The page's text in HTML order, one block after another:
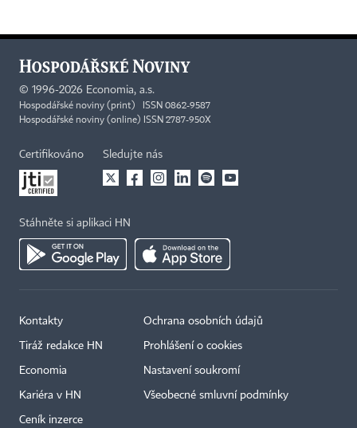
© 1996-2026 Economia, a.s.
Hospodářské noviny (print) ISSN 0862-9587
Hospodářské noviny (online) ISSN 2787-950X
Certifikováno Sledujte nás
Stáhněte si aplikaci HN
Kontakty
Tiráž redakce HN
Economia
Kariéra v HN
Ceník inzerce
Ochrana osobních údajů
Prohlášení o cookies
Nastavení soukromí
Všeobecné smluvní podmínky